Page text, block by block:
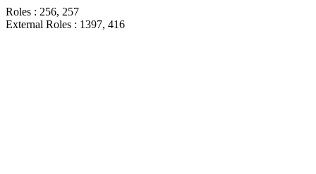
Roles : 256, 257
External Roles : 1397, 416